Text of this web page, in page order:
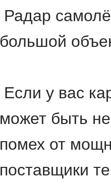
Радар
большой
Если у вас
может быть
помех от
поставщики